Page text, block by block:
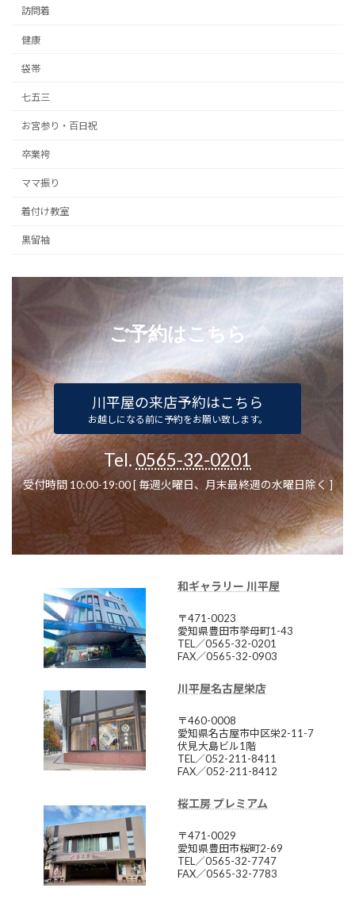
訪問着
健康
袋帯
七五三
お宮参り・百日祝
卒業袴
ママ振り
着付け教室
黒留袖
ご予約はこちら
川平屋の来店予約はこちら
お越しになる前に予約をお願い致します。
Tel. 0565-32-0201
受付時間 10:00-19:00 [ 毎週火曜日、月末最終週の水曜日除く ]
和ギャラリー 川平屋
〒471-0023
愛知県豊田市挙母町1-43
TEL／0565-32-0201
FAX／0565-32-0903
川平屋名古屋栄店
〒460-0008
愛知県名古屋市中区栄2-11-7
伏見大島ビル1階
TEL／052-211-8411
FAX／052-211-8412
桜工房 プレミアム
〒471-0029
愛知県豊田市桜町2-69
TEL／0565-32-7747
FAX／0565-32-7783